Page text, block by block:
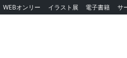
WEBオンリー イラスト展 電子書籍 サ